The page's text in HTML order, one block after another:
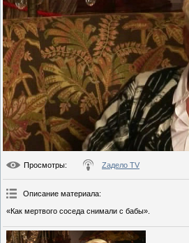
Просмотры: Zадело TV
Описание материала:
«Как мертвого соседа снимали с бабы».